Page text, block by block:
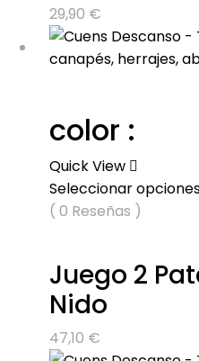
29,90 €
color :
Quick View
Seleccionar
( 0 Reseñas )
Juego 2
Nido
47,10 €